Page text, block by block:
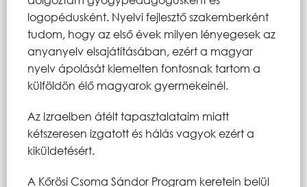
logopédusként. Nyelvi fejlesztő szakemberként
tudom, hogy az első évek milyen lényegesek az
anyanyelv elsajátításában, ezért a magyar
nyelv ápolását kiemelten fontosnak tartom a
külföldön élő magyarok gyermekeinél.
Az Izraelben átélt tapasztalataim miatt
kétszeresen izgatott és hálás vagyok ezért a
kiküldetésért.
A Kőrösi Csoma Sándor Program keretein belül